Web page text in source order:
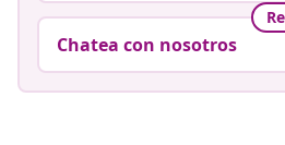
Chatea con nosotros